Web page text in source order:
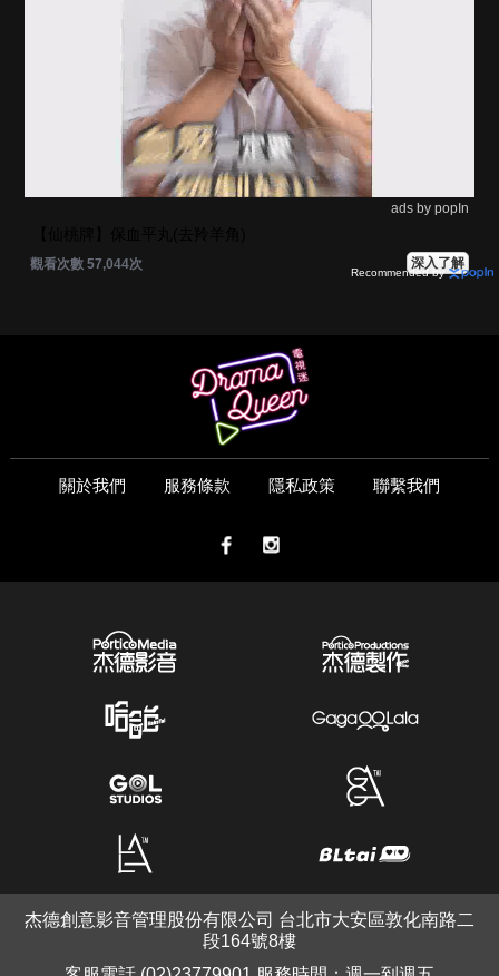
ads by popIn
觀看次數 57,044次 深入了解
Recommended by
關於我們 服務條款 隱私政策 聯繫我們
杰德創意影音管理股份有限公司 台北市大安區敦化南路二
段164號8樓